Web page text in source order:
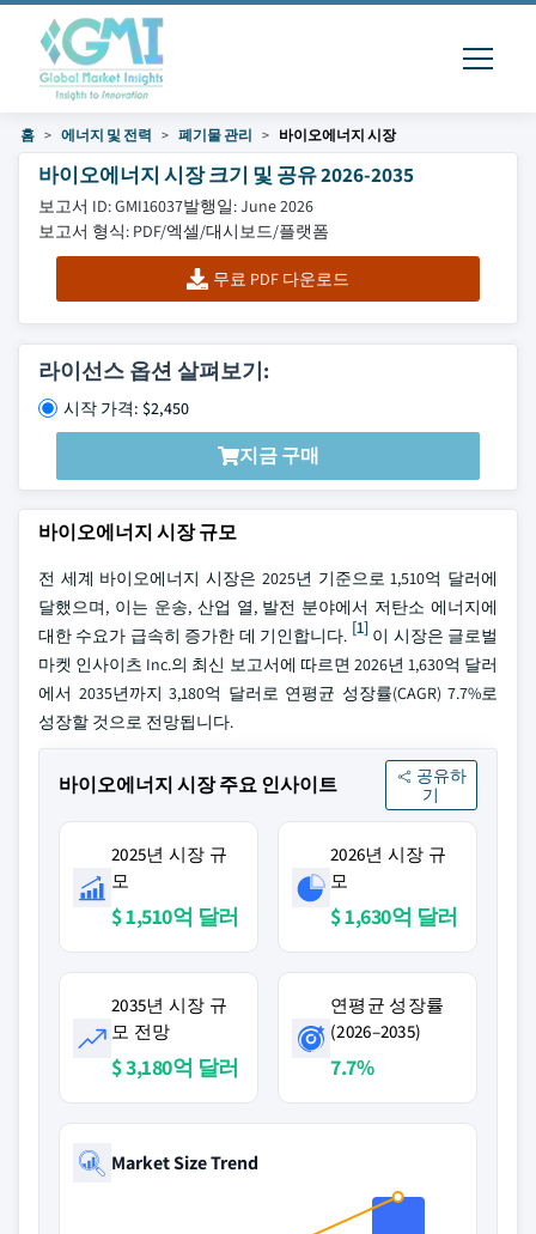
홈 에너지 및 전력 폐기물 관리 바이오에너지 시장
바이오에너지 시장 크기 및 공유 2026-2035
보고서 ID: GMI16037발행일: June 2026
보고서 형식: PDF/엑셀/대시보드/플랫폼
무료 PDF 다운로드
라이선스 옵션 살펴보기:
시작 가격: $2,450
지금 구매
바이오에너지 시장 규모
전 세계 바이오에너지 시장은 2025년 기준으로 1,510억 달러에
달했으며, 이는 운송, 산업 열, 발전 분야에서 저탄소 에너지에
대한 수요가 급속히 증가한 데 기인합니다. [1]이 시장은 글로벌
마켓 인사이츠 Inc.의 최신 보고서에 따르면 2026년 1,630억 달러
에서 2035년까지 3,180억 달러로 연평균 성장률(CAGR) 7.7%로
성장할 것으로 전망됩니다.
바이오에너지 시장 주요 인사이트
공유하
기
2025년 시장 규
모
$ 1,510억 달러
2026년 시장 규
모
$ 1,630억 달러
2035년 시장 규
모 전망
$ 3,180억 달러
연평균 성장률
(2026–2035)
7.7%
Market Size Trend